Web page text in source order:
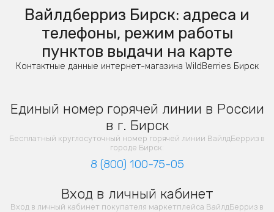
Вайлдберриз Бирск: адреса и
телефоны, режим работы
пунктов выдачи на карте
Контактные данные интернет-магазина WildBerries Бирск
Единый номер горячей линии в России
в г. Бирск
Бесплатный круглосуточный номер горячей линии ВайлдБерриз в
городе Бирск:
8 (800) 100-75-05
Вход в личный кабинет
Вход в личный кабинет покупателя маркетплейса ВайлдБерриз в